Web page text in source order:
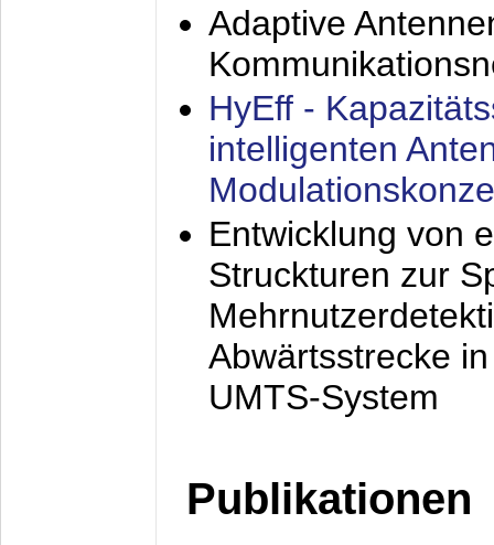
Adaptive
HyEff -
intelligenten
Entwicklung von
Struckturen zur
Abwärtsstrecke
UMTS-System
Publikationen